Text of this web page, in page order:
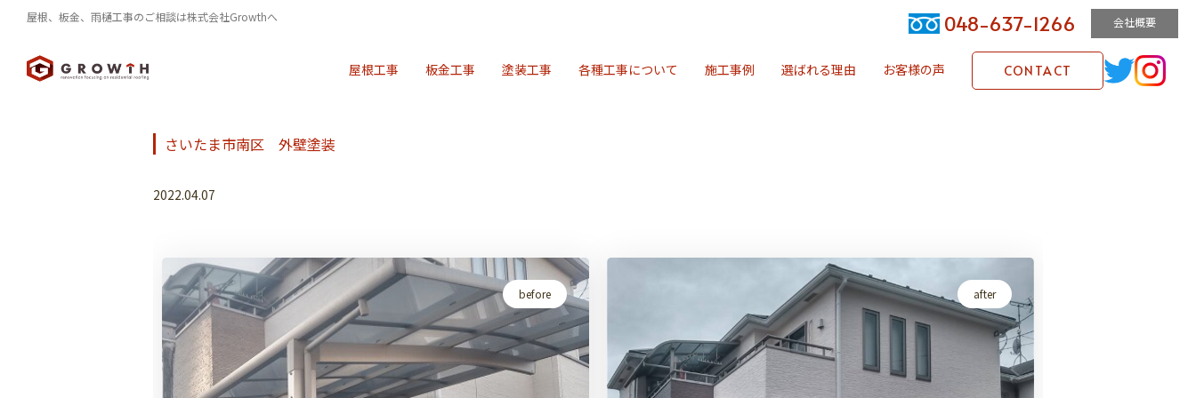
屋根、板金、雨樋工事のご相談は株式会社Growthへ 048-637-1266 会社概要
屋根工事 板金工事 塗装工事 各種工事について 施工事例 選ばれる理由 お客様の声 CONTACT
さいたま市南区 外壁塗装
2022.04.07
before after